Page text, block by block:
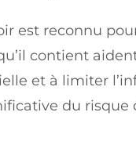
est reconnu
contient
et à limiter
du risque